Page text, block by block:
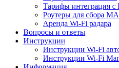
Тарифы интеграция с
Роутеры для сбора
Аренда Wi-Fi радара
Вопросы и ответы
Инструкции
Инструкции Wi-Fi
Инструкции Wi-Fi